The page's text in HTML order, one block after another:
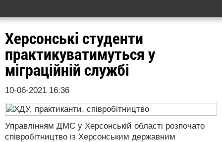
Херсонські студенти
практикуватимуться у
міграційній службі
10-06-2021 16:36
Управлінням ДМС у Херсонській області розпочато
співробітництво із Херсонським державним